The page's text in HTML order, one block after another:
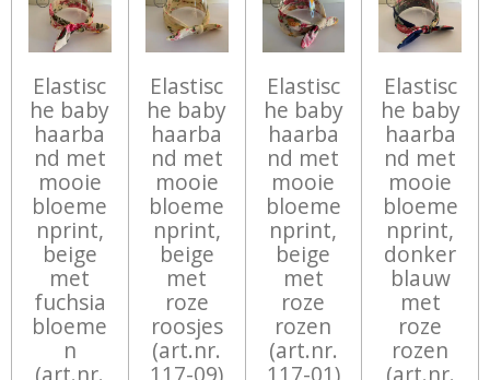
Elastisc
he baby
haarba
nd met
mooie
bloeme
nprint,
beige
met
fuchsia
bloeme
n
(art.nr.
Elastisc
he baby
haarba
nd met
mooie
bloeme
nprint,
beige
met
roze
roosjes
(art.nr.
117-09)
Elastisc
he baby
haarba
nd met
mooie
bloeme
nprint,
beige
met
roze
rozen
(art.nr.
117-01)
Elastisc
he baby
haarba
nd met
mooie
bloeme
nprint,
donker
blauw
met
roze
rozen
(art.nr.